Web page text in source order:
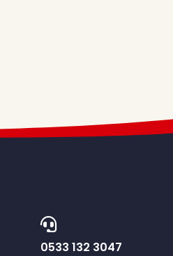
0533 132 3047